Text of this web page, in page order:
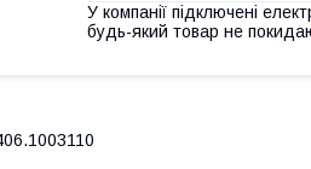
У компанії підключені
будь-який товар не